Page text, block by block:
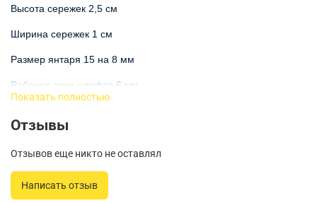
Высота сережек 2,5 см
Ширина сережек 1 см
Размер янтаря 15 на 8 мм
Рабочая зона штифта 6 мм
символом элегантности и природной красоты. В центре
композиции каждой серьги расположены тщательно
ограненные камни коньячного янтаря, которые привлекают
внимание и добавляют нотку утонченности. Главным акцентом
является натуральный янтарь, который известен своими
Показать полностью
Отзывы
Отзывов еще никто не оставлял
Написать отзыв